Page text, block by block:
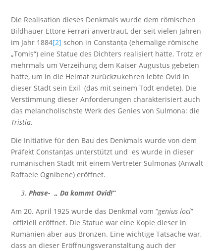
Die Realisation dieses Denkmals wurde dem römischen
Bildhauer Ettore Ferrari anvertraut, der seit vielen Jahren
im Jahr 1884[2] schon in Constanța (ehemalige römische
„Tomis“) eine Statue des Dichters realisiert hatte. Trotz er
mehrmals um Verzeihung dem Kaiser Augustus gebeten
hatte, um in die Heimat zurückzukehren lebte Ovid in
dieser Stadt sein Exil (das mit seinem Todt endete). Die
Verstimmung dieser Anforderungen charakterisiert auch
das melancholischste Werk des Genies von Sulmona: die
Tristia.
Die Initiative für den Bau des Denkmals wurde von dem
Präfekt Constanțas unterstützt und es wurde in dieser
rumänischen Stadt mit einem Vertreter Sulmonas (Anwalt
Raffaele Ognibene) eröffnet.
3.Phase- „ Da kommt Ovid!“
Am 20. April 1925 wurde das Denkmal vom “genius loci”
offiziell eröffnet. Die Statue war eine Kopie dieser in
Rumänien aber aus Bronzen. Eine wichtige Tatsache war,
dass an dieser Eröffnungsveranstaltung auch der